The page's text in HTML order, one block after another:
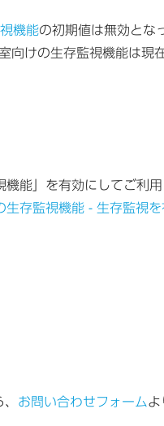
機能の初期値は無効とな
向けの生存監視機能は現
能」を有効にしてご利用
存監視機能 - 生存監視を
お問い合わせフォームよ